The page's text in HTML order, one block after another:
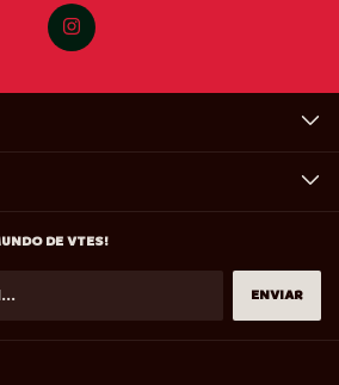
DE VTES!